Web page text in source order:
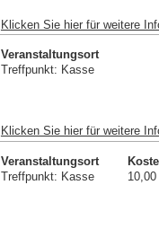
Klicken Sie hier für weitere
Veranstaltungsort
Treffpunkt: Kasse
Klicken Sie hier für weitere
Veranstaltungsort
Treffpunkt: Kasse
10,00